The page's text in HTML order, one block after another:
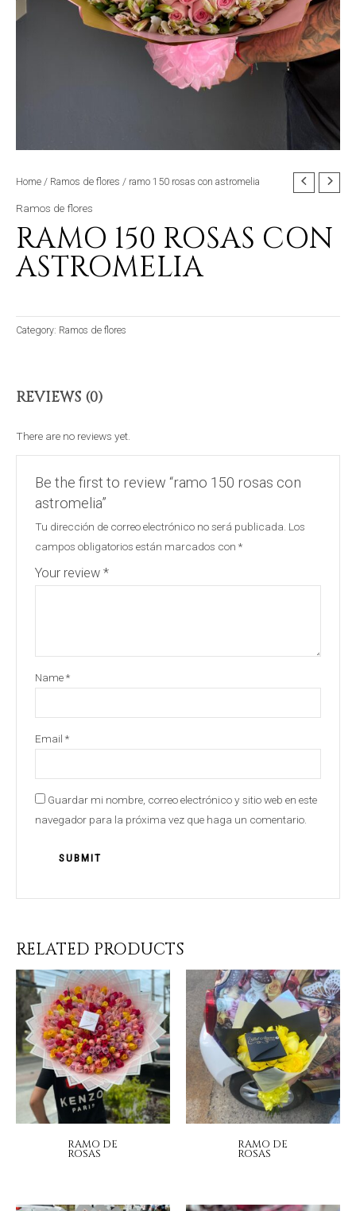
Home / Ramos de flores / ramo 150 rosas con astromelia
Ramos de flores
RAMO 150 ROSAS CON
ASTROMELIA
Category: Ramos de flores
REVIEWS (0)
There are no reviews yet.
Be the first to review “ramo 150 rosas con
astromelia”
Tu dirección de correo electrónico no será publicada. Los
campos obligatorios están marcados con *
Your review *
Name*
Email *
Guardar mi nombre, correo electrónico y sitio web en este
navegador para la próxima vez que haga un comentario.
RELATED PRODUCTS
RAMO DE
ROSAS
RAMO DE
ROSAS